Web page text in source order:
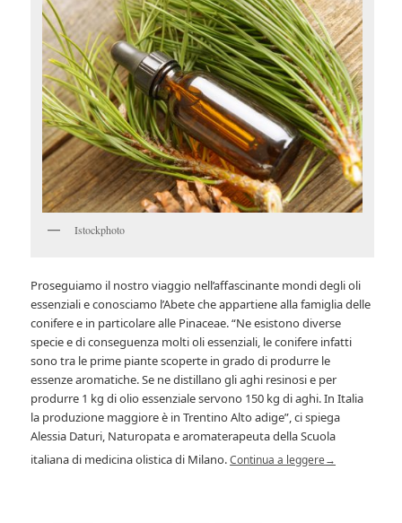
Istockphoto
Proseguiamo il nostro viaggio nell’affascinante mondi degli oli
essenziali e conosciamo l’Abete che appartiene alla famiglia delle
conifere e in particolare alle Pinaceae. “Ne esistono diverse
specie e di conseguenza molti oli essenziali, le conifere infatti
sono tra le prime piante scoperte in grado di produrre le
essenze aromatiche. Se ne distillano gli aghi resinosi e per
produrre 1 kg di olio essenziale servono 150 kg di aghi. In Italia
la produzione maggiore è in Trentino Alto adige”, ci spiega
Alessia Daturi, Naturopata e aromaterapeuta della Scuola
italiana di medicina olistica di Milano.Continua a leggere→